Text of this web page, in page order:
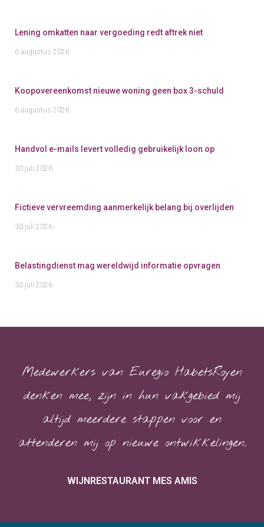
Lening omkatten naar vergoeding redt aftrek niet
6 augustus 2026
Koopovereenkomst nieuwe woning geen box 3-schuld
6 augustus 2026
Handvol e-mails levert volledig gebruikelijk loon op
30 juli 2026
Fictieve vervreemding aanmerkelijk belang bij overlijden
30 juli 2026
Belastingdienst mag wereldwijd informatie opvragen
30 juli 2026
Medewerkers van Euregio HabetsRoyen
denken mee, zijn in hun vakgebied mij
altijd meerdere stappen voor en
attenderen mij op nieuwe ontwikkelingen.
WIJNRESTAURANT MES AMIS